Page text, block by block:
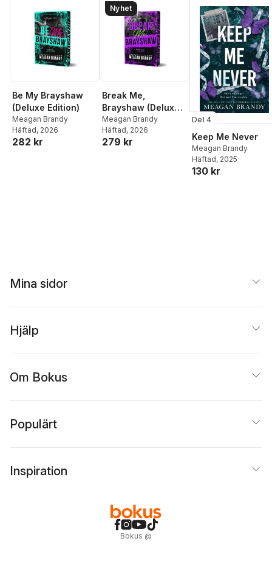
Be My Brayshaw
(Deluxe Edition)
Meagan Brandy
Häftad, 2026
282 kr
Nyhet
Break Me,
Brayshaw (Deluxe
Edition)
Meagan Brandy
Häftad, 2026
279 kr
Del 4
Keep Me Never
Meagan Brandy
Häftad, 2025
130 kr
Mina sidor
Hjälp
Om Bokus
Populärt
Inspiration
Bokus @